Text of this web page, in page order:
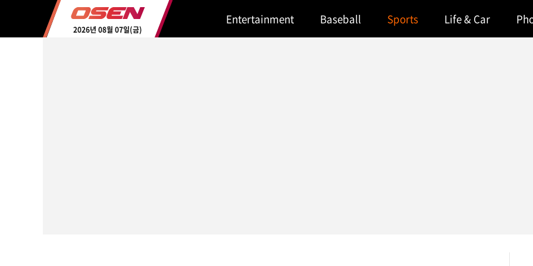
2026년 08월 07일(금)
Entertainment Baseball Sports Life & Car